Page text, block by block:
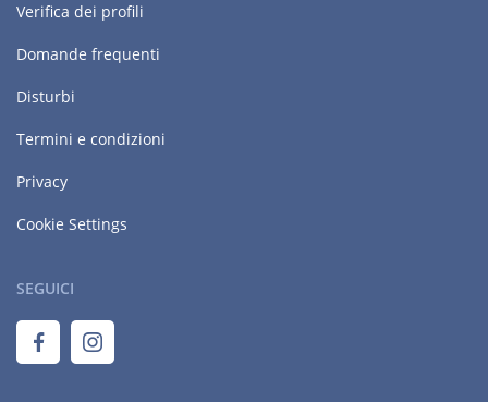
Verifica dei profili
Domande frequenti
Disturbi
Termini e condizioni
Privacy
Cookie Settings
SEGUICI